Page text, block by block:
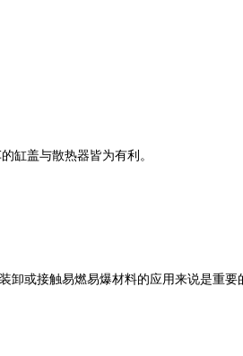
缸盖与散热器皆为有利。
卸或接触易燃易爆材料的应用来说是重要